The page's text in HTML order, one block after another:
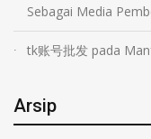
Sebagai Media
tk账号批发 pada
Arsip